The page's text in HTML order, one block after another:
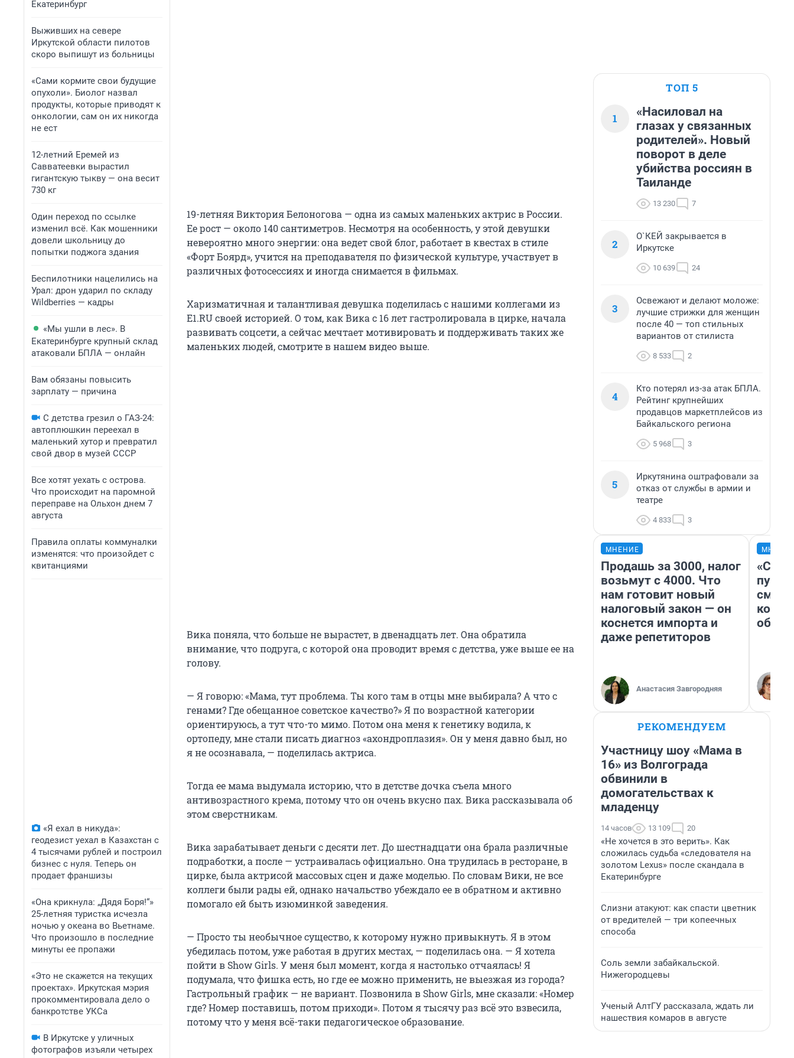
Екатеринбург
Выживших на севере
Иркутской области пилотов
скоро выпишут из больницы
«Сами кормите свои будущие
опухоли». Биолог назвал
продукты, которые приводят к
онкологии, сам он их никогда
не ест
12-летний Еремей из
Савватеевки вырастил
гигантскую тыкву — она весит
730 кг
Один переход по ссылке
изменил всё. Как мошенники
довели школьницу до
попытки поджога здания
Беспилотники нацелились на
Урал: дрон ударил по складу
Wildberries — кадры
«Мы ушли в лес». В
Екатеринбурге крупный склад
атаковали БПЛА — онлайн
Вам обязаны повысить
зарплату — причина
С детства грезил о ГАЗ-24:
автоплюшкин переехал в
маленький хутор и превратил
свой двор в музей СССР
Все хотят уехать с острова.
Что происходит на паромной
переправе на Ольхон днем 7
августа
Правила оплаты коммуналки
изменятся: что произойдет с
квитанциями
«Я ехал в никуда»:
геодезист уехал в Казахстан с
4 тысячами рублей и построил
бизнес с нуля. Теперь он
продает франшизы
«Она крикнула: „Дядя Боря!“»
25-летняя туристка исчезла
ночью у океана во Вьетнаме.
Что произошло в последние
минуты ее пропажи
«Это не скажется на текущих
проектах». Иркутская мэрия
прокомментировала дело о
банкротстве УКСа
В Иркутске у уличных
фотографов изъяли четырех
19-летняя Виктория Белоногова — одна из самых маленьких актрис в России.
Ее рост — около 140 сантиметров. Несмотря на особенность, у этой девушки
невероятно много энергии: она ведет свой блог, работает в квестах в стиле
«Форт Боярд», учится на преподавателя по физической культуре, участвует в
различных фотосессиях и иногда снимается в фильмах.
Харизматичная и талантливая девушка поделилась с нашими коллегами из
E1.RU своей историей. О том, как Вика с 16 лет гастролировала в цирке, начала
развивать соцсети, а сейчас мечтает мотивировать и поддерживать таких же
маленьких людей, смотрите в нашем видео выше.
Вика поняла, что больше не вырастет, в двенадцать лет. Она обратила
внимание, что подруга, с которой она проводит время с детства, уже выше ее на
голову.
— Я говорю: «Мама, тут проблема. Ты кого там в отцы мне выбирала? А что с
генами? Где обещанное советское качество?» Я по возрастной категории
ориентируюсь, а тут что-то мимо. Потом она меня к генетику водила, к
ортопеду, мне стали писать диагноз «ахондроплазия». Он у меня давно был, но
я не осознавала, — поделилась актриса.
Тогда ее мама выдумала историю, что в детстве дочка съела много
антивозрастного крема, потому что он очень вкусно пах. Вика рассказывала об
этом сверстникам.
Вика зарабатывает деньги с десяти лет. До шестнадцати она брала различные
подработки, а после — устраивалась официально. Она трудилась в ресторане, в
цирке, была актрисой массовых сцен и даже моделью. По словам Вики, не все
коллеги были рады ей, однако начальство убеждало ее в обратном и активно
помогало ей быть изюминкой заведения.
— Просто ты необычное существо, к которому нужно привыкнуть. Я в этом
убедилась потом, уже работая в других местах, — поделилась она. — Я хотела
пойти в Show Girls. У меня был момент, когда я настолько отчаялась! Я
подумала, что фишка есть, но где ее можно применить, не выезжая из города?
Гастрольный график — не вариант. Позвонила в Show Girls, мне сказали: «Номер
где? Номер поставишь, потом приходи». Потом я тысячу раз всё это взвесила,
потому что у меня всё-таки педагогическое образование.
ТОП 5
1
«Насиловал на
глазах у связанных
родителей». Новый
поворот в деле
убийства россиян в
Таиланде
13 230 7
2
О`КЕЙ закрывается в
Иркутске
10 639 24
3
Освежают и делают моложе:
лучшие стрижки для женщин
после 40 — топ стильных
вариантов от стилиста
8 533 2
4
Кто потерял из-за атак БПЛА.
Рейтинг крупнейших
продавцов маркетплейсов из
Байкальского региона
5 968 3
5
Иркутянина оштрафовали за
отказ от службы в армии и
театре
4 833 3
МНЕНИЕ
Продашь за 3000, налог
возьмут с 4000. Что
нам готовит новый
налоговый закон — он
коснется импорта и
даже репетиторов
Анастасия Завгородняя
РЕКОМЕНДУЕМ
Участницу шоу «Мама в
16» из Волгограда
обвинили в
домогательствах к
младенцу
14 часов 13 109 20
«Не хочется в это верить». Как
сложилась судьба «следователя на
золотом Lexus» после скандала в
Екатеринбурге
Слизни атакуют: как спасти цветник
от вредителей — три копеечных
способа
Соль земли забайкальской.
Нижегородцевы
Ученый АлтГУ рассказала, ждать ли
нашествия комаров в августе